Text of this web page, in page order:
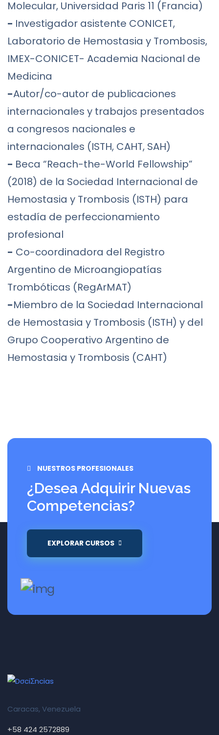
Molecular, Universidad Paris 11 (Francia)
- Investigador asistente CONICET,
Laboratorio de Hemostasia y Trombosis,
IMEX-CONICET- Academia Nacional de
Medicina
-Autor/co-autor de publicaciones
internacionales y trabajos presentados
a congresos nacionales e
internacionales (ISTH, CAHT, SAH)
- Beca “Reach-the-World Fellowship”
(2018) de la Sociedad Internacional de
Hemostasia y Trombosis (ISTH) para
estadía de perfeccionamiento
profesional
- Co-coordinadora del Registro
Argentino de Microangiopatías
Trombóticas (RegArMAT)
-Miembro de la Sociedad Internacional
de Hemostasia y Trombosis (ISTH) y del
Grupo Cooperativo Argentino de
Hemostasia y Trombosis (CAHT)
NUESTROS PROFESIONALES
¿Desea Adquirir Nuevas
Competencias?
EXPLORAR CURSOS
Caracas, Venezuela
+58 424 2572889